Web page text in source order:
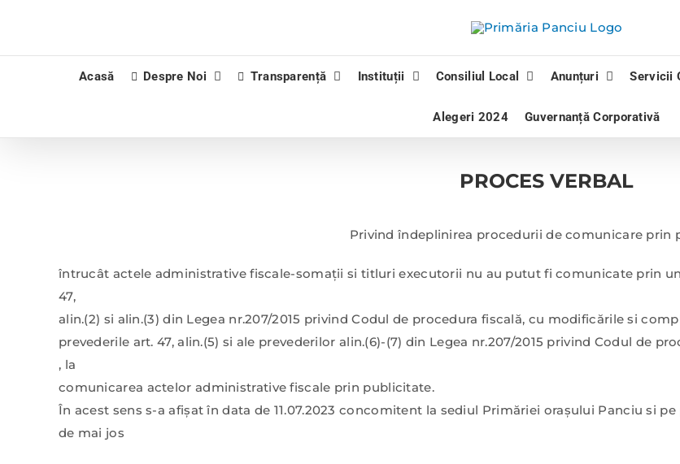
content
Acasă Despre Noi Transparență Instituții Consiliul Local Anunțuri Servicii
Alegeri 2024 Guvernanță Corporativă
PROCES VERBAL
Privind îndeplinirea procedurii de comunicare prin
întrucât actele administrative fiscale-somaţii si titluri executorii nu au putut fi comunicate prin
47,
alin.(2) si alin.(3) din Legea nr.207/2015 privind Codul de procedura fiscală, cu modificările si
prevederile art. 47, alin.(5) si ale prevederilor alin.(6)-(7) din Legea nr.207/2015 privind Codul de
, la
comunicarea actelor administrative fiscale prin publicitate.
În acest sens s-a afişat în data de 11.07.2023 concomitent la sediul Primăriei oraşului Panciu si
de mai jos